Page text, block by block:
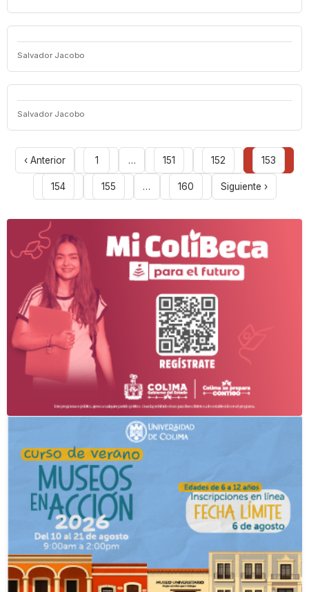
Salvador Jacobo
Salvador Jacobo
‹ Anterior 1 … 151 152 153
154 155 … 160 Siguiente ›